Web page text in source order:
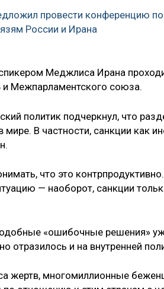
провести конференцию по
России и Ирана
Меджлиса Ирана
Межпарламентского союза.
политик подчеркнул, что
мире. В частности, санкции как
что это
— наоборот, санкции
«ошибочные решения»
отразилось и на внутренней
жертв, многомиллионные